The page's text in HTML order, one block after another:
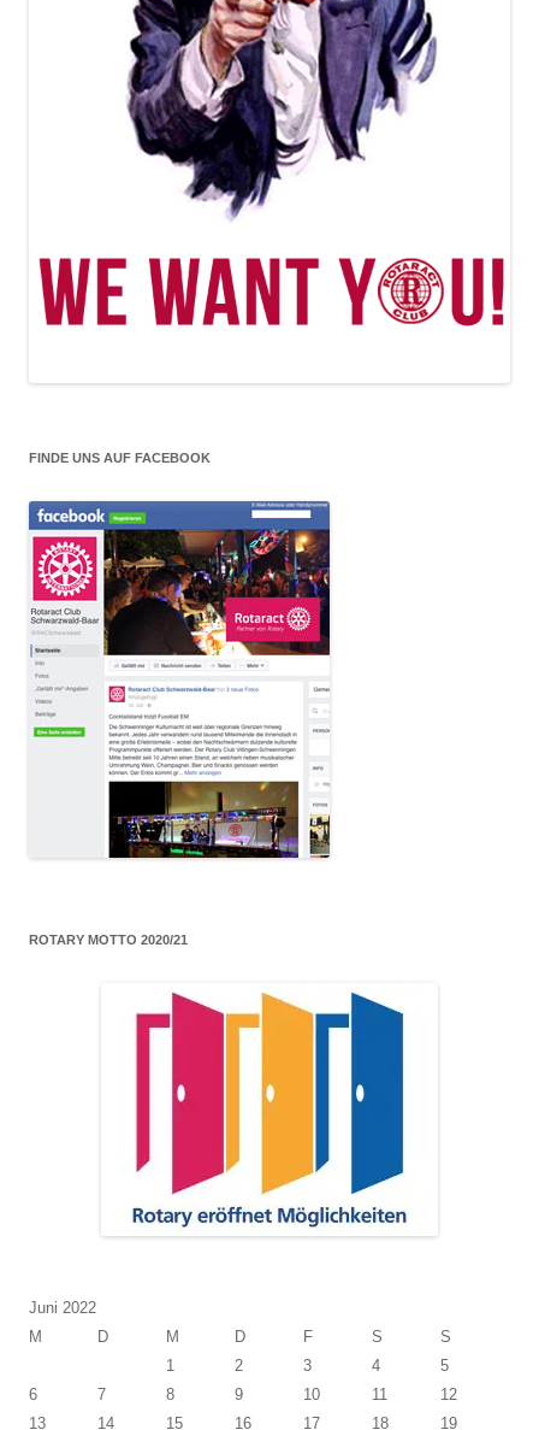
FINDE UNS AUF FACEBOOK
ROTARY MOTTO 2020/21
Juni 2022
M
D M D F S
S
1
2 3 4
5
6
7 8 9 10 11
12
13
14 15 16 17 18 19